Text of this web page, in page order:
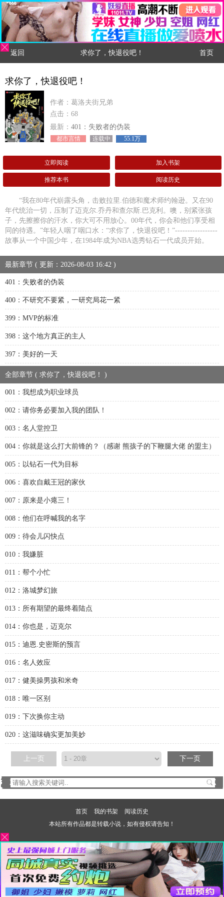
返回 求你了，快退役吧！ 首页
求你了，快退役吧！
作者：葛洛夫街兄弟
点击：68
最新： 401：失败者的伪装
都市言情 连载中 55.1万
立即阅读 加入书架
推荐本书 阅读历史
“我在80年代崭露头角，击败拉里.伯德和魔术师约翰逊。又在90
年代统治一切，压制了迈克尔.乔丹和查尔斯.巴克利。噢，别紧张孩
子，先擦擦你的汗水，你大可不用放心。00年代，你会和他们享受相
同的待遇。”年轻人咽了咽口水：“求你了，快退役吧！”-----------------
故事从一个中国少年，在1984年成为NBA选秀钻石一代成员开始。
最新章节 ( 更新：2026-08-03 16:42 )
401：失败者的伪装
400：不研究不要紧，一研究局花一紧
399：MVP的标准
398：这个地方真正的主人
397：美好的一天
全部章节 ( 求你了，快退役吧！ )
001：我想成为职业球员
002：请你务必要加入我的团队！
003：名人堂控卫
004：你就是这么打大前锋的？（感谢 熊孩子的下鞭腿大佬 的盟主）
005：以钻石一代为目标
006：喜欢自戴王冠的家伙
007：原来是小瘪三！
008：他们在呼喊我的名字
009：待会儿闪快点
010：我嫌脏
011：帮个小忙
012：洛城梦幻旅
013：所有期望的最终着陆点
014：你也是，迈克尔
015：迪恩.史密斯的预言
016：名人效应
017：健美操男孩和米奇
018：唯一区别
019：下次换你主动
020：这滋味确实更加美妙
上一页 下一页
首页 我的书架
阅读历史
本站所有作品都是转载小说，如有侵权请告知！